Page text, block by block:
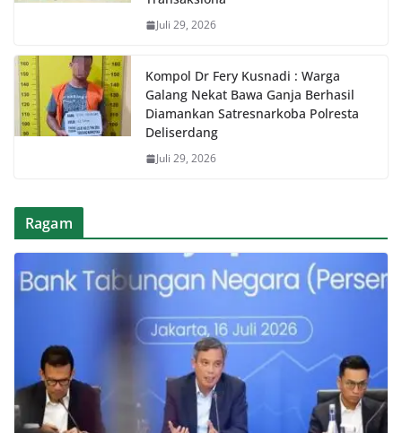
Juli 29, 2026
Kompol Dr Fery Kusnadi : Warga
Galang Nekat Bawa Ganja Berhasil
Diamankan Satresnarkoba Polresta
Deliserdang
Juli 29, 2026
Ragam